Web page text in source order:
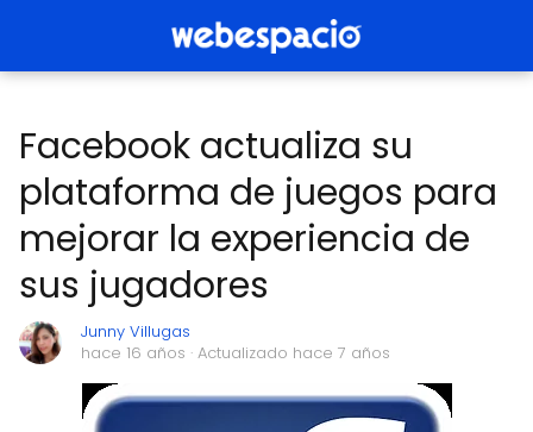
Facebook actualiza su
plataforma de juegos para
mejorar la experiencia de
sus jugadores
Junny Villugas
hace 16 años · Actualizado hace 7 años